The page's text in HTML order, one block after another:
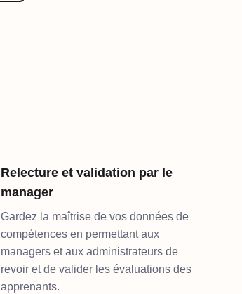
Relecture et validation par le
manager
Gardez la maîtrise de vos données de
compétences en permettant aux
managers et aux administrateurs de
revoir et de valider les évaluations des
apprenants.